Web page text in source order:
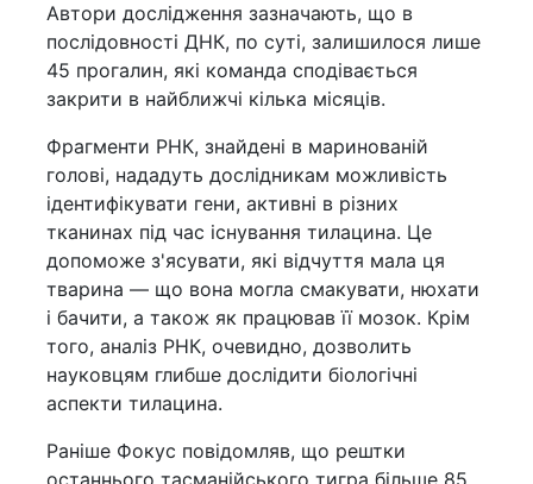
Автори дослідження зазначають, що в
послідовності ДНК, по суті, залишилося лише
45 прогалин, які команда сподівається
закрити в найближчі кілька місяців.
Фрагменти РНК, знайдені в маринованій
голові, нададуть дослідникам можливість
ідентифікувати гени, активні в різних
тканинах під час існування тилацина. Це
допоможе з'ясувати, які відчуття мала ця
тварина — що вона могла смакувати, нюхати
і бачити, а також як працював її мозок. Крім
того, аналіз РНК, очевидно, дозволить
науковцям глибше дослідити біологічні
аспекти тилацина.
Раніше Фокус повідомляв, що рештки